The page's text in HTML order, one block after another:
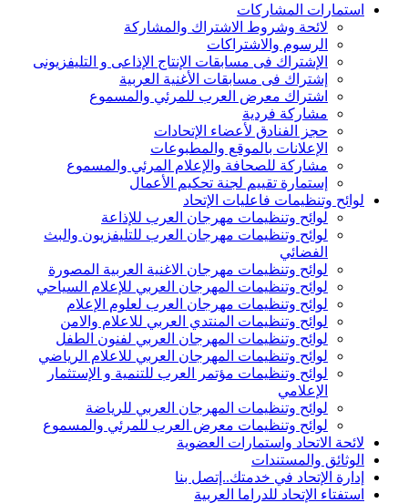
استمارات المشاركات
لائحة وشروط الاشتراك والمشاركة
الرسوم والاشتراكات
الإشتراك فى مسابقات الإنتاج الإذاعى و التليفزيونى
إشتراك فى مسابقات الأغنية العربية
اشتراك معرض العرب للمرئي والمسموع
مشاركة فردية
حجز الفنادق لأعضاء الإتحادات
الإعلانات بالموقع والمطبوعات
مشاركة للصحافة والإعلام المرئي والمسموع
إستمارة تقييم لجنة تحكيم الأعمال
لوائح وتنظيمات فاعليات الإتحاد
لوائح وتنظيمات مهرجان العرب للإذاعة
لوائح وتنظيمات مهرجان العرب للتليفزيون والبث
الفضائي
لوائح وتنظيمات مهرجان الاغنية العربية المصورة
لوائح وتنظيمات المهرجان العربي للإعلام السياحي
لوائح وتنظيمات مهرجان العرب لعلوم الإعلام
لوائح وتنظيمات المنتدي العربي للاعلام والامن
لوائح وتنظيمات المهرجان العربي لفنون الطفل
لوائح وتنظيمات المهرجان العربي للاعلام الرياضي
لوائح وتنظيمات مؤتمر العرب للتنمية و الإستثمار
الإعلامي
لوائح وتنظيمات المهرجان العربي للرياضة
لوائح وتنظيمات معرض العرب للمرئي والمسموع
لائحة الاتحاد واستمارات العضوية
الوثائق والمستندات
إدارة الإتحاد في خدمتك..إتصل بنا
استفتاء الإتحاد للدراما العربية